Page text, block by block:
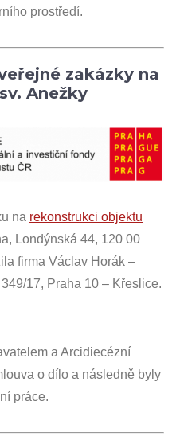
prostředí.
zakázky na
Anežky
na rekonstrukci objektu
Londýnská 44, 120 00
firma Václav Horák –
17, Praha 10 – Křeslice.
a Arcidiecézní
o dílo a následně byly
práce.